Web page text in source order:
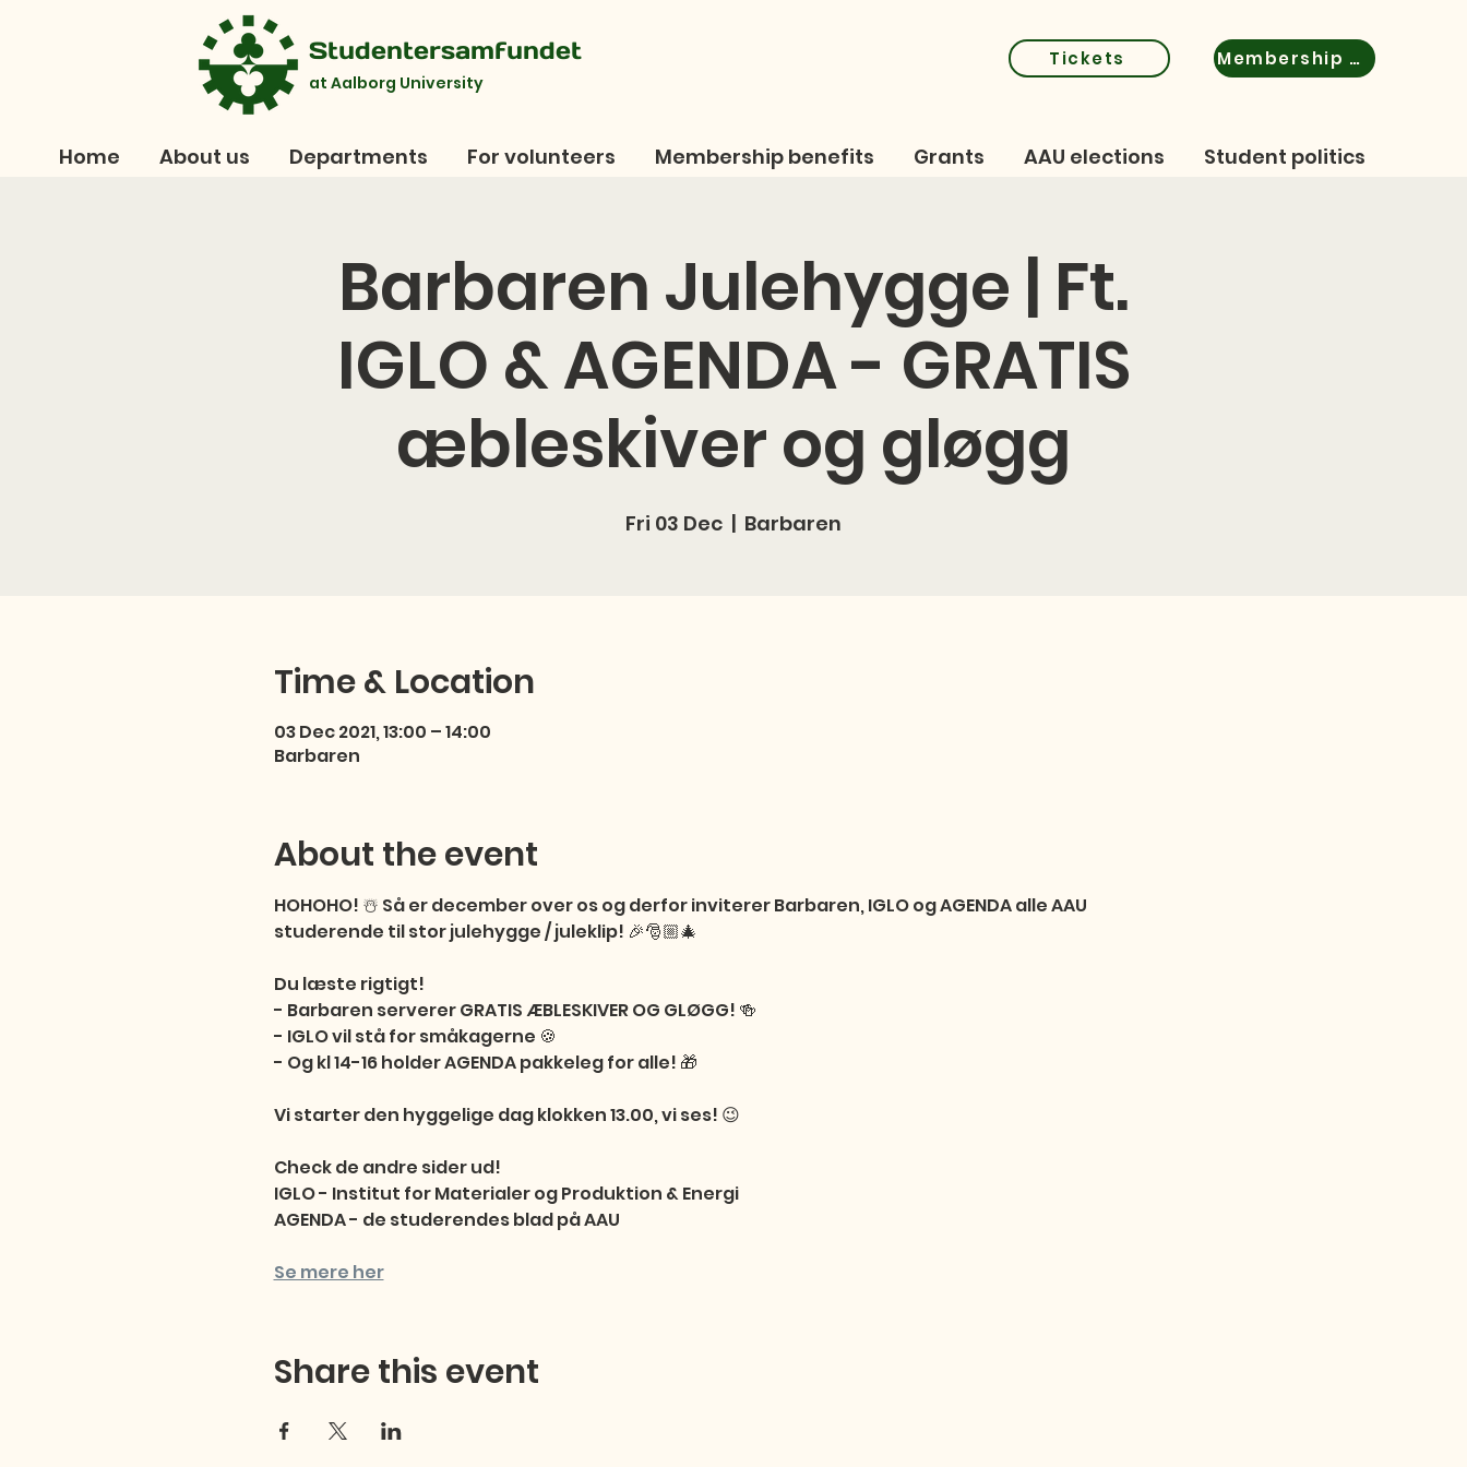
Studentersamfundet
at Aalborg University
Tickets Membership certificate
Home About us Departments For volunteers Membership benefits Grants AAU elections Student politics
Barbaren Julehygge | Ft.
IGLO & AGENDA - GRATIS
æbleskiver og gløgg
Fri 03 Dec
  |
Barbaren
Time & Location
03 Dec 2021, 13:00 – 14:00
Barbaren
About the event
HOHOHO! ☃️ Så er december over os og derfor inviterer Barbaren, IGLO og AGENDA alle AAU
studerende til stor julehygge / juleklip! 🎉🎅🏼🎄
Du læste rigtigt!
- Barbaren serverer GRATIS ÆBLESKIVER OG GLØGG! 🍻
- IGLO vil stå for småkagerne 🍪
- Og kl 14-16 holder AGENDA pakkeleg for alle! 🎁
Vi starter den hyggelige dag klokken 13.00, vi ses! 😉
Check de andre sider ud!
IGLO - Institut for Materialer og Produktion & Energi
AGENDA - de studerendes blad på AAU
Se mere her
Share this event